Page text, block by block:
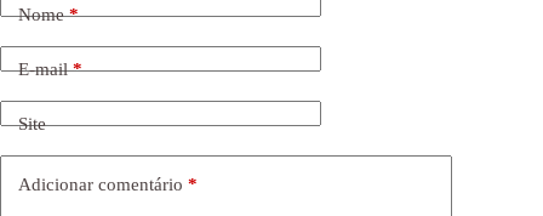
Nome*
E-mail*
Site
Adicionar comentário *